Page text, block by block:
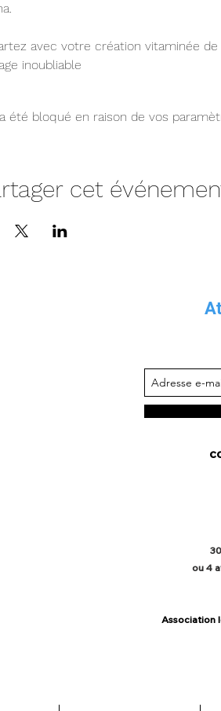
avec votre création vitaminée
inoubliable
été bloqué en raison de vos
cet
ou 4
Association